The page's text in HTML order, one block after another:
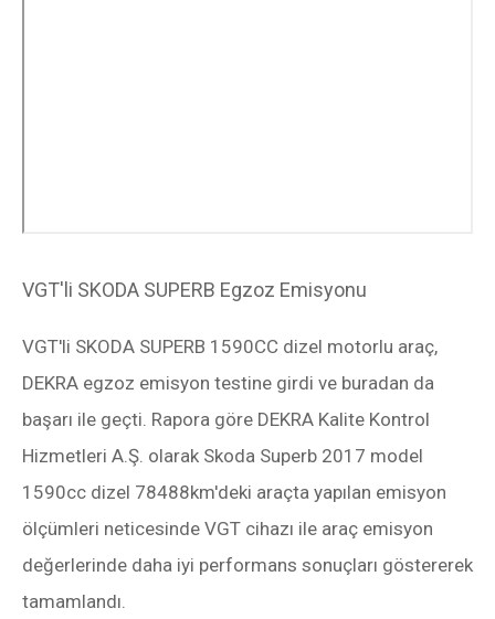
VGT'li SKODA SUPERB Egzoz Emisyonu
VGT'li SKODA SUPERB 1590CC dizel motorlu araç,
DEKRA egzoz emisyon testine girdi ve buradan da
başarı ile geçti. Rapora göre DEKRA Kalite Kontrol
Hizmetleri A.Ş. olarak Skoda Superb 2017 model
1590cc dizel 78488km'deki araçta yapılan emisyon
ölçümleri neticesinde VGT cihazı ile araç emisyon
değerlerinde daha iyi performans sonuçları göstererek
tamamlandı.